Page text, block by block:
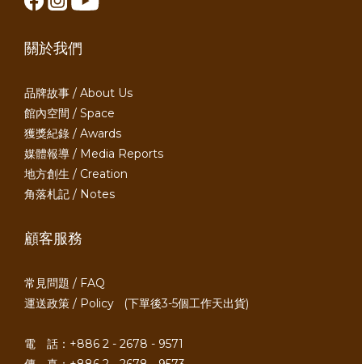
關於我們
品牌故事 / About Us
館內空間 / Space
獲獎紀錄 / Awards
媒體報導 / Media Reports
地方創生 / Creation
角落札記 / Notes
顧客服務
常見問題 / FAQ
運送政策 / Policy (下單後3-5個工作天出貨)
電 話：+886 2 - 2678 - 9571